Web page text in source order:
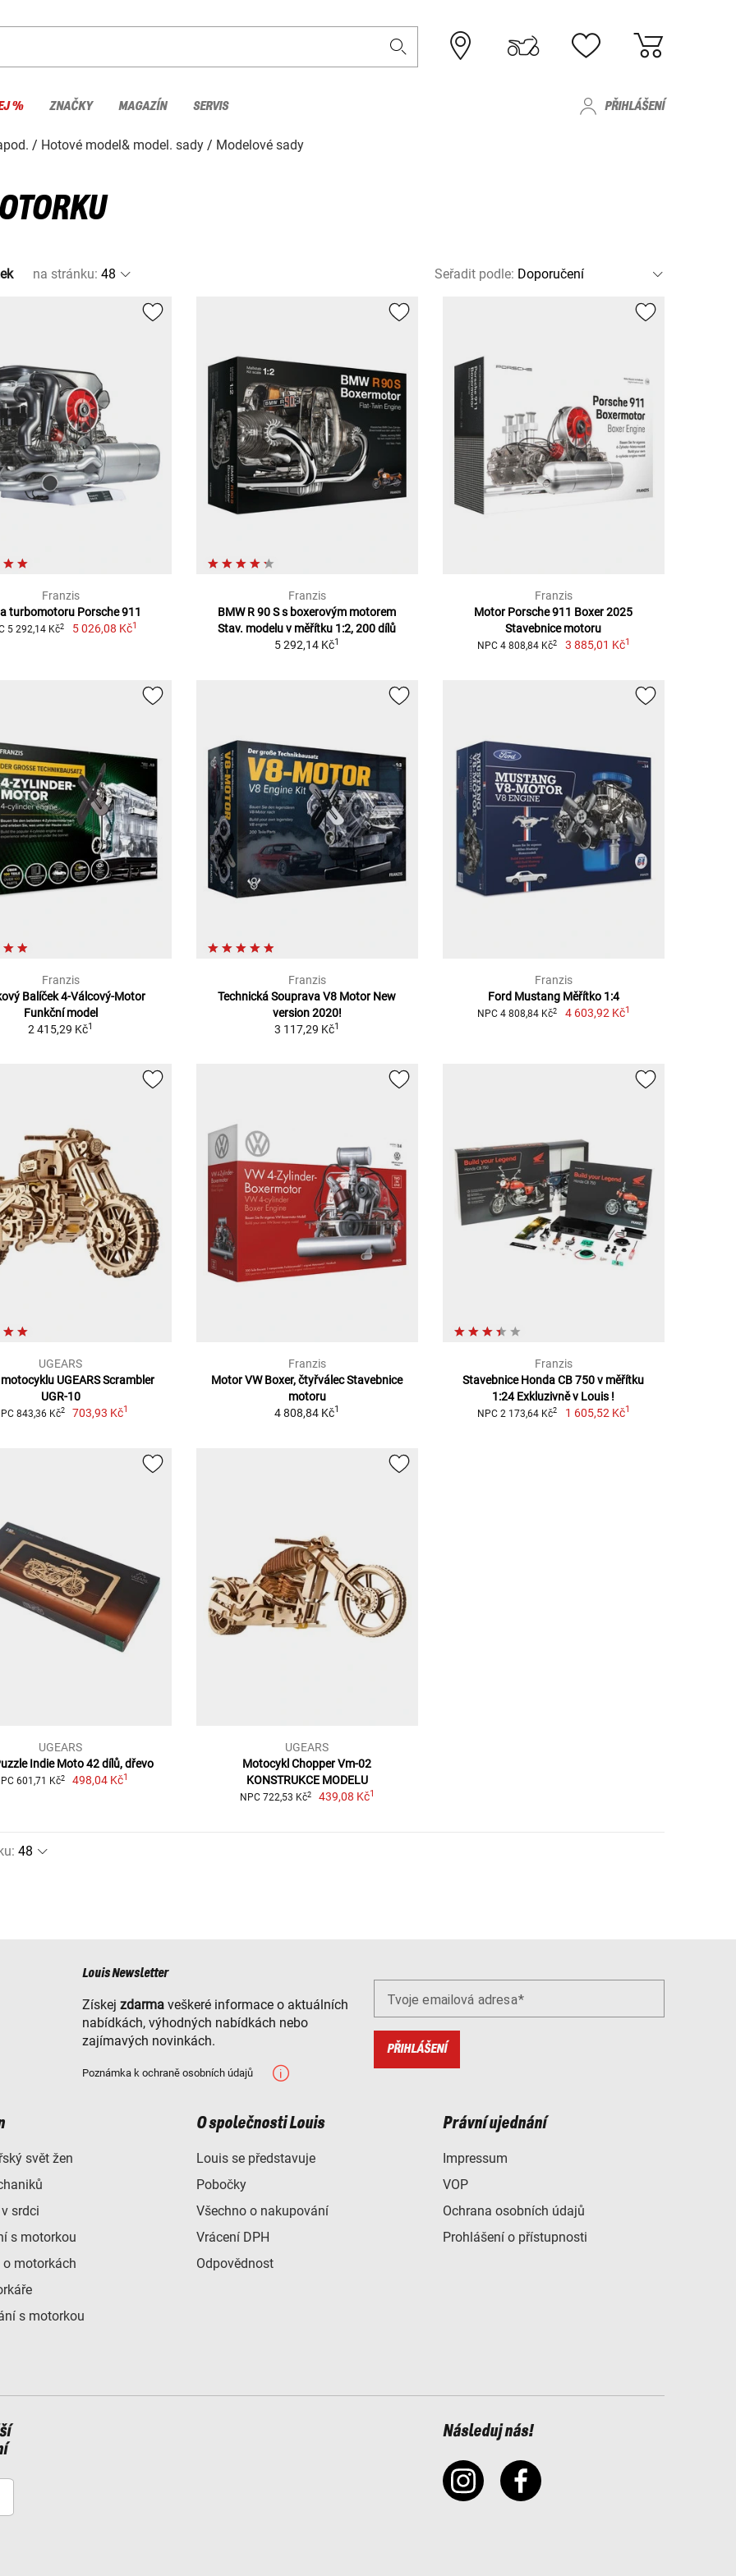
% ZNAČKY MAGAZÍN SERVIS PŘIHLÁŠENÍ
Hotové model& model. sady Modelové sady
na stránku: Seřadit podle:
Franzis
turbomotoru Porsche 911
5 292,14 Kč2 5 026,08 Kč1
Franzis
BMW R 90 S s boxerovým motorem
Stav. modelu v měřítku 1:2, 200 dílů
5 292,14 Kč1
Franzis
Motor Porsche 911 Boxer 2025
Stavebnice motoru
NPC 4 808,84 Kč2 3 885,01 Kč1
Franzis
Balíček 4-Válcový-Motor
Funkční model
2 415,29 Kč1
Franzis
Technická Souprava V8 Motor New
version 2020!
3 117,29 Kč1
Franzis
Ford Mustang Měřítko 1:4
NPC 4 808,84 Kč2 4 603,92 Kč1
UGEARS
UGEARS Scrambler
UGR-10
843,36 Kč2 703,93 Kč1
Franzis
Motor VW Boxer, čtyřválec Stavebnice
motoru
4 808,84 Kč1
Franzis
Stavebnice Honda CB 750 v měřítku
1:24 Exkluzivně v Louis !
NPC 2 173,64 Kč2 1 605,52 Kč1
UGEARS
Indie Moto 42 dílů, dřevo
601,71 Kč2 498,04 Kč1
UGEARS
Motocykl Chopper Vm-02
KONSTRUKCE MODELU
NPC 722,53 Kč2 439,08 Kč1
:
Louis Newsletter
Získej zdarma veškeré informace o aktuálních
nabídkách, výhodných nabídkách nebo
zajímavých novinkách.
Poznámka k ochraně osobních údajů
Tvoje emailová adresa
PŘIHLÁŠENÍ
svět žen
srdci
s motorkou
o motorkách
s motorkou
O společnosti Louis
Louis se představuje
Pobočky
Všechno o nakupování
Vrácení DPH
Odpovědnost
Právní ujednání
Impressum
VOP
Ochrana osobních údajů
Prohlášení o přístupnosti
Následuj nás!